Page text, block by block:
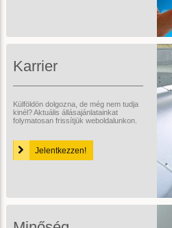
Karrier
Külföldön dolgozna, de még nem tudja
kinél? Aktuális állásajánlatainkat
folymatosan frissítjük weboldalunkon.
Jelentkezzen!